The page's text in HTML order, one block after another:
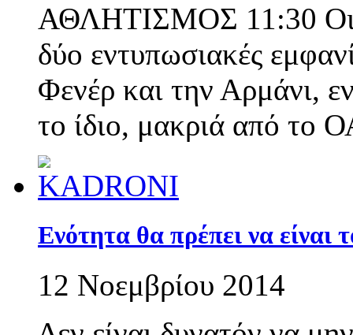
ΑΘΛΗΤΙΣΜΟΣ 11:30 Οι
δύο εντυπωσιακές
Φενέρ και την Αρμάνι,
το ίδιο, μακριά από
Ενότητα θα πρέπει να
12 Νοεμβρίου 2014